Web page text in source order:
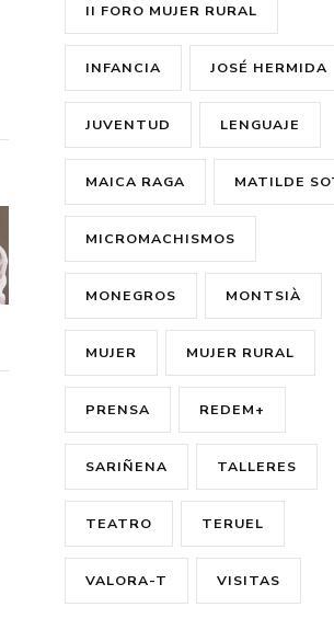
II FORO MUJER RURAL
INFANCIA JOSÉ HERMIDA
JUVENTUD LENGUAJE
MAICA RAGA MATILDE
MICROMACHISMOS
MONEGROS MONTSIÀ
MUJER MUJER RURAL
PRENSA REDEM+
SARIÑENA TALLERES
TEATRO TERUEL
VALORA-T VISITAS